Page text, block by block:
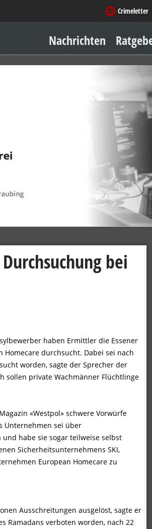
Crimeletter
Nachrichten
Sicher zu
Geld &
Amore &
Mobiles
Arbeitsleben
bei
haben Ermittler die Essener
durchsucht. Dabei sei nach
worden, sagte der Sprecher der
sollen private Wachmänner Flüchtlinge
«Westpol» schwere Vorwürfe
Unternehmen sei über
habe sie sogar teilweise selbst
Sicherheitsunternehmens SKI,
European Homecare zu
Ausschreitungen ausgelöst, sagte er
Ramadans verboten worden, nach 22